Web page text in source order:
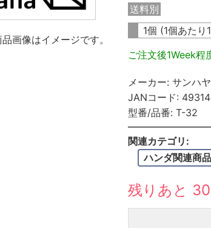
画像はイメージです。
送料別
1個 (1個あたり
ご注文後1Week程
メーカー: サンハ
JANコード:
型番/品番: T-32
関連カテゴリ:
ハンダ関連商品
残りあと